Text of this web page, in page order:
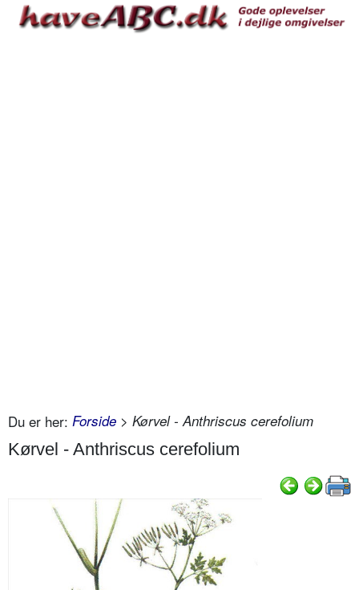
Du er her: Forside > Kørvel - Anthriscus cerefolium
Kørvel - Anthriscus cerefolium